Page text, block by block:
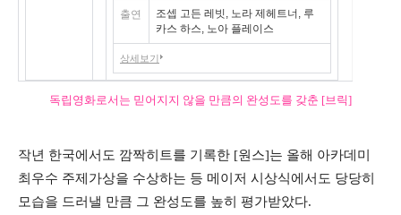
출연
조셉 고든 레빗, 노라 제헤트너, 루
카스 하스, 노아 플레이스
상세보기
독립영화로서는 믿어지지 않을 만큼의 완성도를 갖춘 [브릭]
작년 한국에서도 깜짝히트를 기록한 [원스]는 올해 아카데미
최우수 주제가상을 수상하는 등 메이저 시상식에서도 당당히
모습을 드러낼 만큼 그 완성도를 높히 평가받았다.